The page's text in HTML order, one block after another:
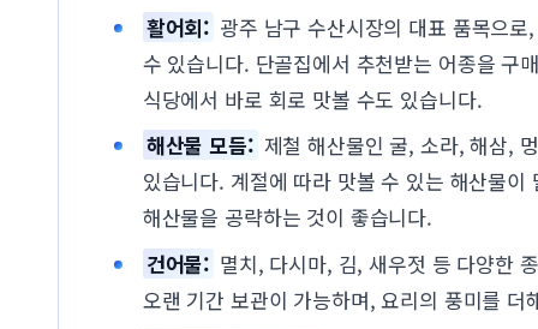
활어회: 광주 남구 수산시장의 대표 품목으
수 있습니다. 단골집에서 추천받는 어종을 구
식당에서 바로 회로 맛볼 수도 있습니다.
해산물 모듬: 제철 해산물인 굴, 소라, 해삼,
있습니다. 계절에 따라 맛볼 수 있는 해산물
해산물을 공략하는 것이 좋습니다.
건어물: 멸치, 다시마, 김, 새우젓 등 다양한
오랜 기간 보관이 가능하며, 요리의 풍미를 더